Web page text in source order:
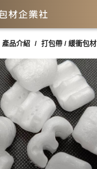
產品介紹 打包帶 / 緩衝包材